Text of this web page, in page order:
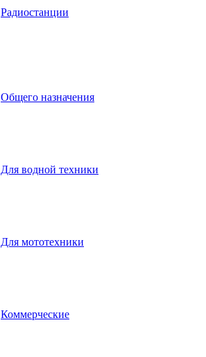
Радиостанции
Общего назначения
Для водной техники
Для мототехники
Коммерческие